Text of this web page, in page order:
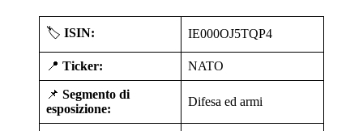
🏷️ ISIN: IE000OJ5TQP4
📍 Ticker: NATO
📌 Segmento di
esposizione:
Difesa ed armi